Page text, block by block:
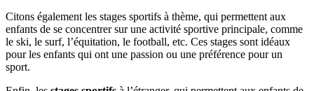
Citons également les stages sportifs à thème, qui permettent aux
enfants de se concentrer sur une activité sportive principale, comme
le ski, le surf, l’équitation, le football, etc. Ces stages sont idéaux
pour les enfants qui ont une passion ou une préférence pour un
sport.